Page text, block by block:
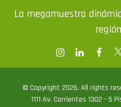
La megamuestra
región
© Copyright 2026. All rights
1111 Av. Corrientes 1302 - 5